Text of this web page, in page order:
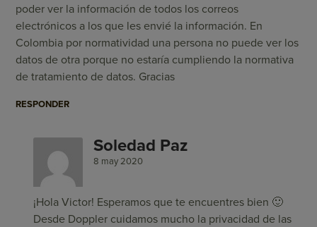
poder ver la información de todos los correos
electrónicos a los que les envié la información. En
Colombia por normatividad una persona no puede ver los
datos de otra porque no estaría cumpliendo la normativa
de tratamiento de datos. Gracias
RESPONDER
Soledad Paz
8 may 2020
¡Hola Victor! Esperamos que te encuentres bien 🙂
Desde Doppler cuidamos mucho la privacidad de las